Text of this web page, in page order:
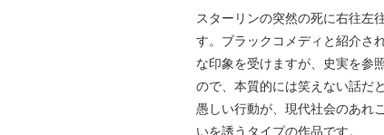
スターリンの突然の死に右往左
す。ブラックコメディと紹介さ
な印象を受けますが、史実を参
ので、本質的には笑えない話だ
愚しい行動が、現代社会のあれ
いを誘うタイプの作品です。